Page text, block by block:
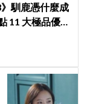
》馴鹿憑什麼成
11 大極品優